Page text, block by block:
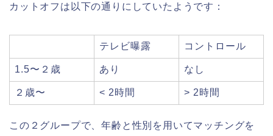
カットオフは以下の通りにしていたようです：
テレビ曝露 コントロール
1.5〜２歳 あり なし
２歳〜 < 2時間 > 2時間
この２グループで、年齢と性別を用いてマッチングを